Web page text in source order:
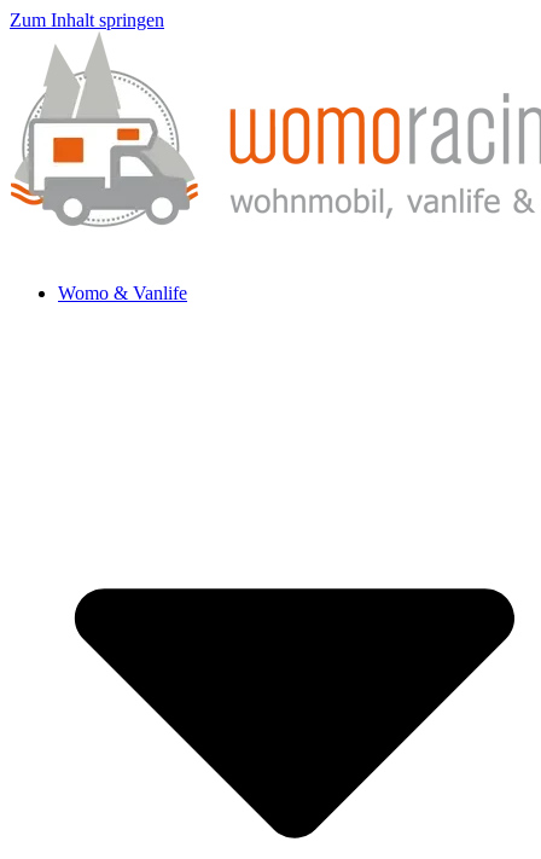
Zum Inhalt springen
Womo & Vanlife